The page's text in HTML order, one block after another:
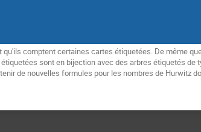
comptent certaines cartes étiquetées. De même
sont en bijection avec des arbres étiquetés de
de nouvelles formules pour les nombres de Hurwitz